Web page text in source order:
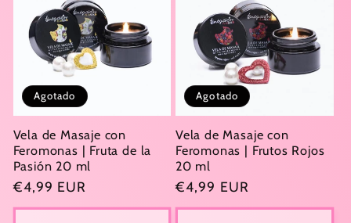
Agotado
Vela de Masaje con
Feromonas | Fruta de la
Pasión 20 ml
Precio
habitual
€4,99 EUR
Agotado
Vela de Masaje con
Feromonas | Frutos Rojos
20 ml
Precio
habitual
€4,99 EUR